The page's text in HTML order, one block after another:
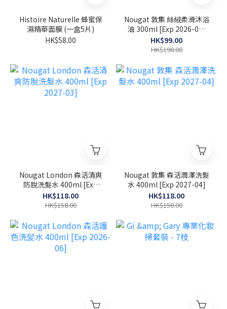
Histoire Naturelle 蜂蜜保
濕精華面膜 (一盒5片)
HK$58.00
Nougat 敦集 絲絨柔滑沐浴
油 300ml [Exp 2026-07-
30]
HK$99.00
HK$198.00
Nougat London 森活清爽
防脫洗髮水 400ml [Exp
2027-03]
HK$118.00
HK$158.00
Nougat 敦集 森活潤澤洗髮
水 400ml [Exp 2027-04]
HK$118.00
HK$158.00